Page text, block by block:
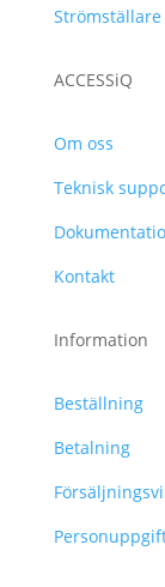
ACCESSiQ
Om oss
Teknisk
Kontakt
Information
Beställning
Betalning